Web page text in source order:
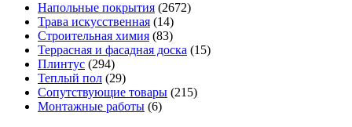
Напольные покрытия (2672)
Трава искусственная (14)
Строительная химия (83)
Террасная и фасадная доска (15)
Плинтус (294)
Теплый пол (29)
Сопутствующие товары (215)
Монтажные работы (6)